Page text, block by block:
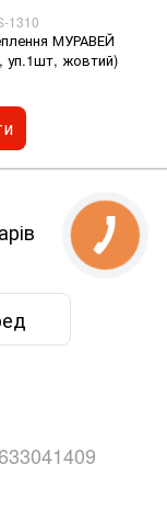
1310
МУРАВЕЙ
уп.1шт, жовтий)